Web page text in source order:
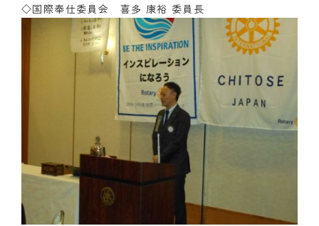
◇国際奉仕委員会 喜多 康裕 委員長